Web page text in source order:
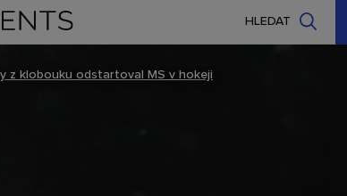
HLEDAT
z klobouku odstartoval MS v hokeji